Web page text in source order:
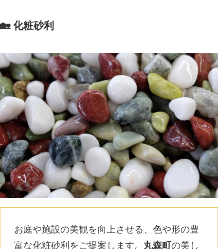
🏡 化粧砂利
お庭や施設の美観を向上させる、色や形の豊
富な化粧砂利をご提案します。 丸森町の美し